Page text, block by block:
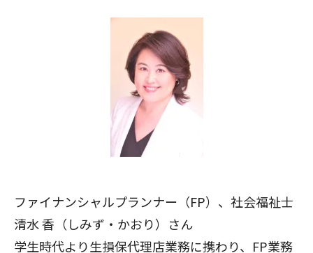
ファイナンシャルプランナー（FP）、社会福祉士
清水 香（しみず・かおり）さん
学生時代より生損保代理店業務に携わり、FP業務